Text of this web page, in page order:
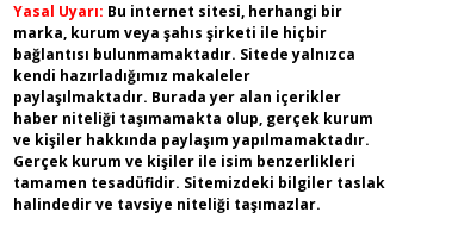
Yasal Uyarı: Bu internet sitesi, herhangi bir
marka, kurum veya şahıs şirketi ile hiçbir
bağlantısı bulunmamaktadır. Sitede yalnızca
kendi hazırladığımız makaleler
paylaşılmaktadır. Burada yer alan içerikler
haber niteliği taşımamakta olup, gerçek kurum
ve kişiler hakkında paylaşım yapılmamaktadır.
Gerçek kurum ve kişiler ile isim benzerlikleri
tamamen tesadüfidir. Sitemizdeki bilgiler taslak
halindedir ve tavsiye niteliği taşımazlar.